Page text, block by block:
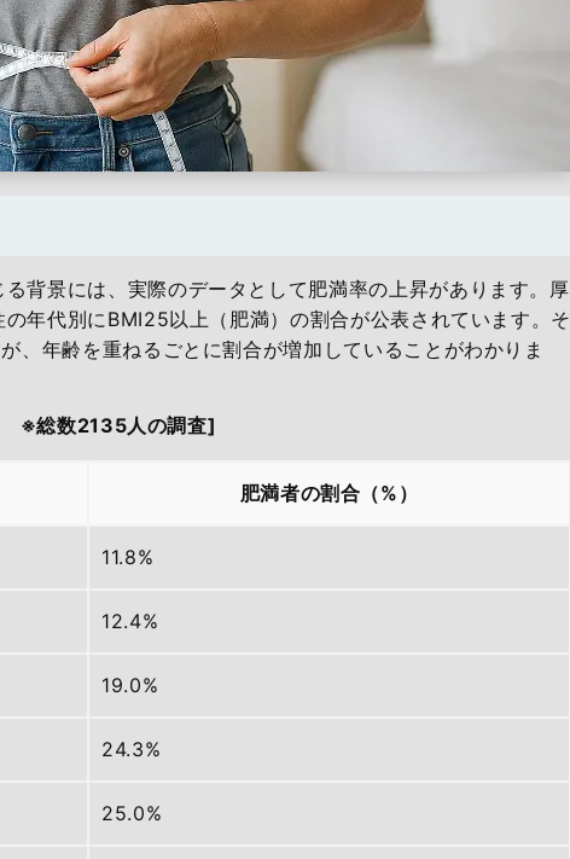
背景には、実際のデータとして肥満率の上昇があります。厚
年代別にBMI25以上（肥満）の割合が公表されています。そ
、年齢を重ねるごとに割合が増加していることがわかりま
※総数2135人の調査]
肥満者の割合（%）
11.8%
12.4%
19.0%
24.3%
25.0%